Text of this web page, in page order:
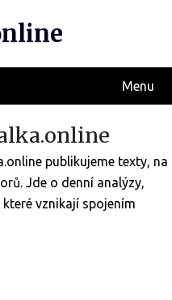
Menu
publikujeme texty, na
Jde o denní analýzy,
vznikají spojením